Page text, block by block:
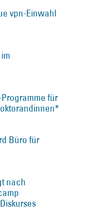
vpn-Einwahl
für
Büro für
nach